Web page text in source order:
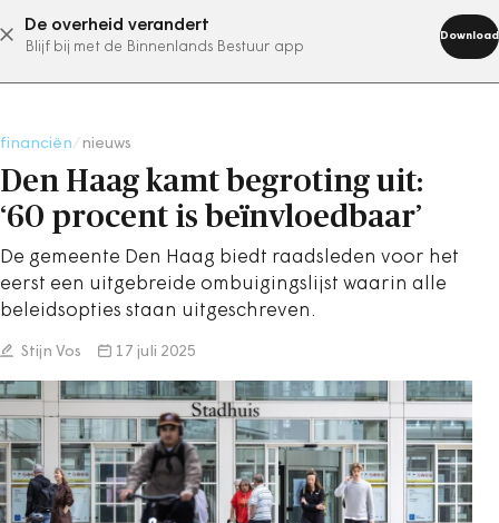
De overheid verandert
Blijf bij met de Binnenlands Bestuur app
Download
abonneer nu
financiën nieuws
Den Haag kamt begroting uit:
‘60 procent is beïnvloedbaar’
De gemeente Den Haag biedt raadsleden voor het
eerst een uitgebreide ombuigingslijst waarin alle
beleidsopties staan uitgeschreven.
Stijn Vos 17 juli 2025